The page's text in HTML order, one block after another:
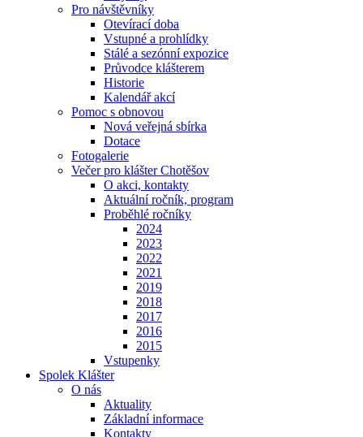
Pro návštěvníky
Otevírací doba
Vstupné a prohlídky
Stálé a sezónní expozice
Průvodce klášterem
Historie
Kalendář akcí
Pomoc s obnovou
Nová veřejná sbírka
Dotace
Fotogalerie
Večer pro klášter Chotěšov
O akci, kontakty
Aktuální ročník, program
Proběhlé ročníky
2024
2023
2022
2021
2019
2018
2017
2016
2015
Vstupenky
Spolek Klášter
O nás
Aktuality
Základní informace
Kontakty